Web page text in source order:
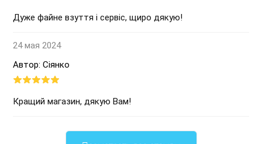
Дуже файне взуття і сервіс, щиро дякую!
24 мая 2024
Автор: Сіянко
Кращий магазин, дякую Вам!